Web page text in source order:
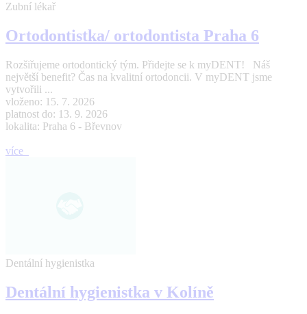
Zubní lékař
Ortodontistka/ ortodontista Praha 6
Rozšiřujeme ortodontický tým. Přidejte se k myDENT! Náš
největší benefit? Čas na kvalitní ortodoncii. V myDENT jsme
vytvořili ...
vloženo: 15. 7. 2026
platnost do: 13. 9. 2026
lokalita: Praha 6 - Břevnov
více
Dentální hygienistka
Dentální hygienistka v Kolíně